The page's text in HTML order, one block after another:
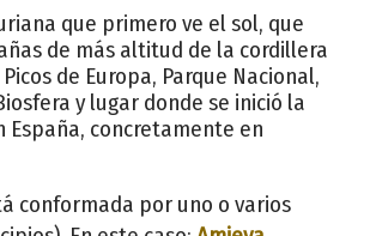
que primero ve el sol, que
de más altitud de la cordillera
de Europa, Parque Nacional,
y lugar donde se inició la
España, concretamente en
conformada por uno o varios